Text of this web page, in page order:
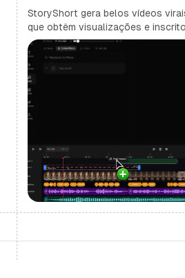
StoryShort gera belos vídeos
que obtêm visualizações e